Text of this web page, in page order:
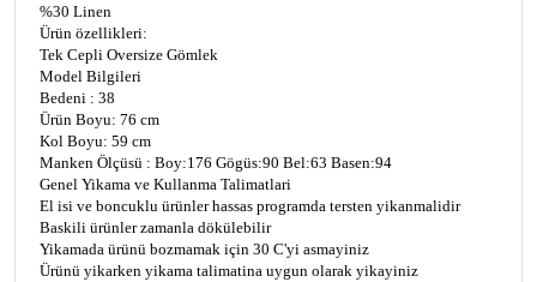
%30 Linen
Ürün özellikleri:
Tek Cepli Oversize Gömlek
Model Bilgileri
Bedeni : 38
Ürün Boyu: 76 cm
Kol Boyu: 59 cm
Manken Ölçüsü : Boy:176 Gögüs:90 Bel:63 Basen:94
Genel Yikama ve Kullanma Talimatlari
El isi ve boncuklu ürünler hassas programda tersten yikanmalidir
Baskili ürünler zamanla dökülebilir
Yikamada ürünü bozmamak için 30 C'yi asmayiniz
Ürünü yikarken yikama talimatina uygun olarak yikayiniz